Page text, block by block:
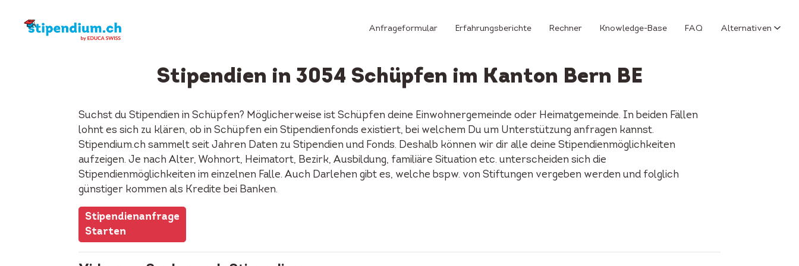
Anfrageformular Erfahrungsberichte Rechner Knowledge-Base FAQ Alternativen
Stipendien in 3054 Schüpfen im Kanton Bern BE
Suchst du Stipendien in Schüpfen? Möglicherweise ist Schüpfen deine Einwohnergemeinde oder Heimatgemeinde. In beiden Fällen
lohnt es sich zu klären, ob in Schüpfen ein Stipendienfonds existiert, bei welchem Du um Unterstützung anfragen kannst.
Stipendium.ch sammelt seit Jahren Daten zu Stipendien und Fonds. Deshalb können wir dir alle deine Stipendienmöglichkeiten
aufzeigen. Je nach Alter, Wohnort, Heimatort, Bezirk, Ausbildung, familiäre Situation etc. unterscheiden sich die
Stipendienmöglichkeiten im einzelnen Falle. Auch Darlehen gibt es, welche bspw. von Stiftungen vergeben werden und folglich
günstiger kommen als Kredite bei Banken.
Stipendienanfrage
Starten